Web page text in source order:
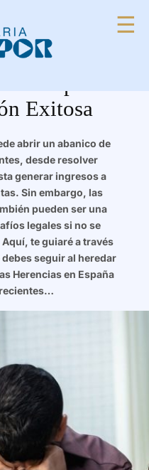
☰
Exitosa
abrir un abanico de
desde resolver
generar ingresos a
Sin embargo, las
pueden ser una
legales si no se
te guiaré a través
seguir al heredar
Herencias en España